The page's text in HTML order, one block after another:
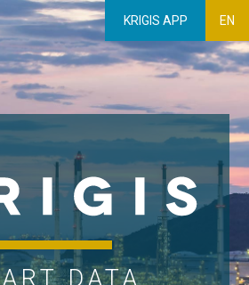
KRIGIS APP EN
DATA